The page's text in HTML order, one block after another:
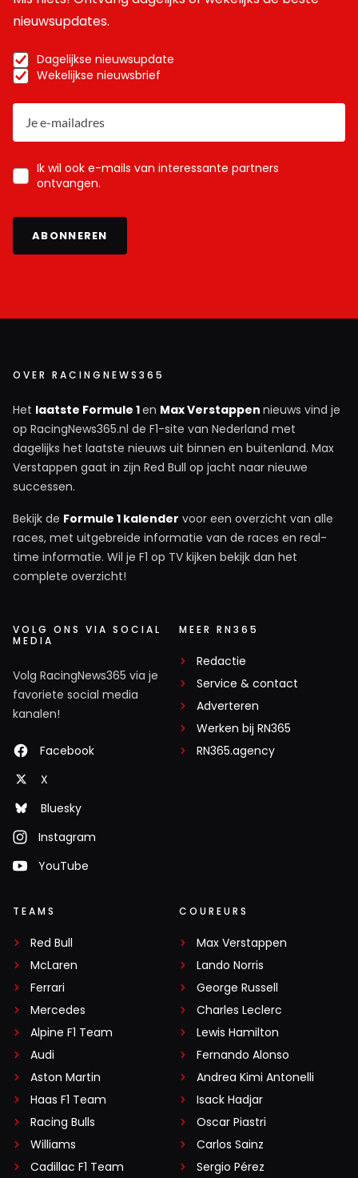
nieuwsupdates.
Dagelijkse nieuwsupdate
Wekelijkse nieuwsbrief
Ik wil ook e-mails van interessante partners
ontvangen.
ABONNEREN
OVER RACINGNEWS365
Het laatste Formule 1en Max Verstappen nieuws vind je
op RacingNews365.nl de F1-site van Nederland met
dagelijks het laatste nieuws uit binnen en buitenland. Max
Verstappen gaat in zijn Red Bull op jacht naar nieuwe
successen.
Bekijk de Formule 1 kalender voor een overzicht van alle
races, met uitgebreide informatie van de races en real-
time informatie. Wil je F1 op TV kijken bekijk dan het
complete overzicht!
VOLG ONS VIA SOCIAL
MEDIA
Volg RacingNews365 via je
favoriete social media
kanalen!
Facebook
X
Bluesky
Instagram
YouTube
MEER RN365
Redactie
Service & contact
Adverteren
Werken bij RN365
RN365.agency
TEAMS
Red Bull
McLaren
Ferrari
Mercedes
Alpine F1 Team
Audi
Aston Martin
Haas F1 Team
Racing Bulls
Williams
Cadillac F1 Team
COUREURS
Max Verstappen
Lando Norris
George Russell
Charles Leclerc
Lewis Hamilton
Fernando Alonso
Andrea Kimi Antonelli
Isack Hadjar
Oscar Piastri
Carlos Sainz
Sergio Pérez